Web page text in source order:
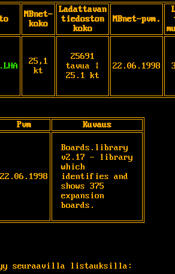
MBnet-
koko
Ladattavan
tiedoston
koko
MBnet-pvm.
25,1
kt
25691
tavua |
25.1 kt
22.06.1998
Pvm Kuvaus
22.06.1998
Boards.library
v2.17 - library
which
identifies and
shows 375
expansion
boards.
seuraavilla listauksilla: